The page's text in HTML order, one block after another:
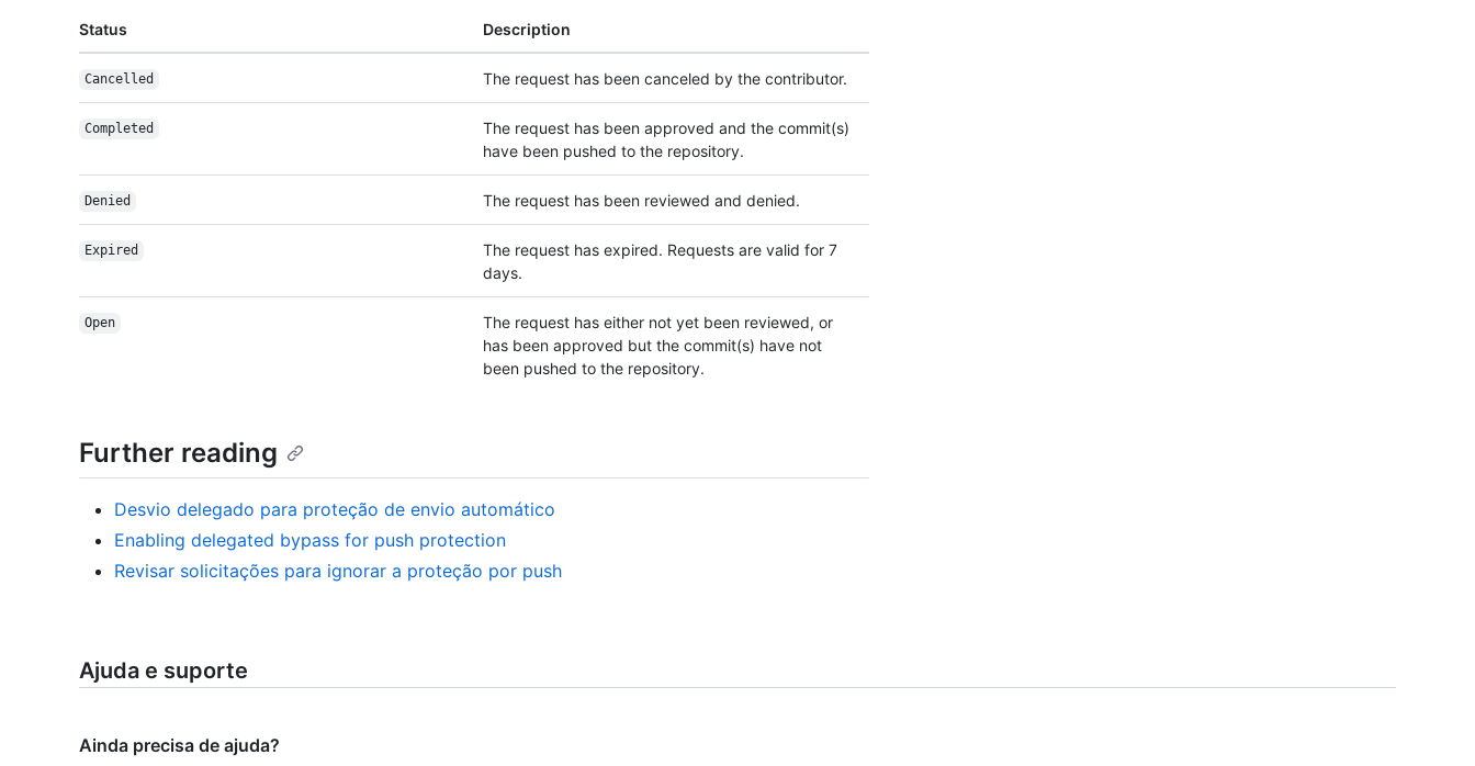
Status Description
Cancelled The request has been canceled by the contributor.
Completed
The request has been approved and the commit(s)
have been pushed to the repository.
Denied The request has been reviewed and denied.
Expired
The request has expired. Requests are valid for 7
days.
Open
The request has either not yet been reviewed, or
has been approved but the commit(s) have not
been pushed to the repository.
Further reading
Desvio delegado para proteção de envio automático
Enabling delegated bypass for push protection
Revisar solicitações para ignorar a proteção por push
Ajuda e suporte
Ainda precisa de ajuda?